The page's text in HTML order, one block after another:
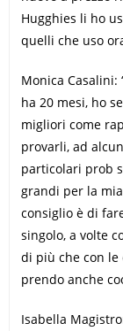
Hugghies li ho
quelli che uso
Monica
ha 20 mesi, ho
migliori come
provarli, ad
particolari prob
grandi per la
consiglio è di
singolo, a volte
di più che con le
prendo anche
Isabella